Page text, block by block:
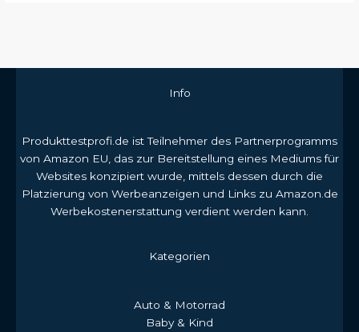
Info
Produkttestprofi.de ist Teilnehmer des Partnerprogramms
von Amazon EU, das zur Bereitstellung eines Mediums für
Websites konzipiert wurde, mittels dessen durch die
Platzierung von Werbeanzeigen und Links zu Amazon.de
Werbekostenerstattung verdient werden kann.
Kategorien
Auto & Motorrad
Baby & Kind